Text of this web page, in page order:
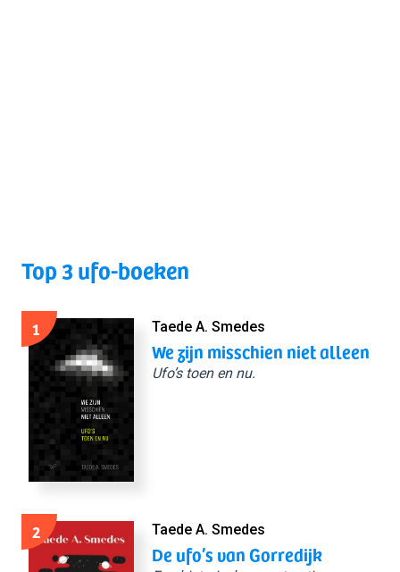
Top 3 ufo-boeken
1 Taede A. Smedes
We zijn misschien niet alleen
Ufo’s toen en nu.
2 Taede A. Smedes
De ufo’s van Gorredijk